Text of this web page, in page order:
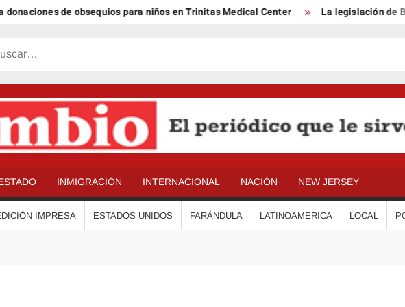
de obsequios para niños en Trinitas Medical Center La legislación de
INMIGRACIÓN INTERNACIONAL NACIÓN NEW JERSEY
IMPRESA ESTADOS UNIDOS FARÁNDULA LATINOAMERICA LOCAL